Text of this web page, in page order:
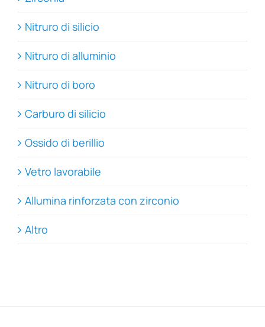
Nitruro di silicio
Nitruro di alluminio
Nitruro di boro
Carburo di silicio
Ossido di berillio
Vetro lavorabile
Allumina rinforzata con zirconio
Altro